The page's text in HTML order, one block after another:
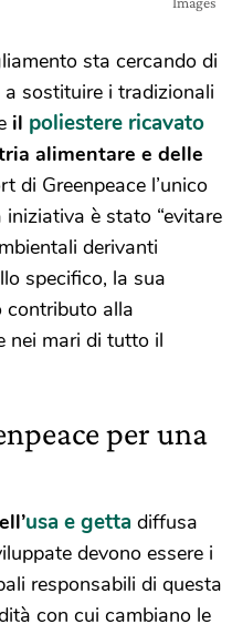
sta cercando di
sostituire i tradizionali
il poliestere ricavato
alimentare e delle
di Greenpeace l’unico
è stato “evitare
derivanti
specifico, la sua
contributo alla
nei mari di tutto il
per una
usa e getta diffusa
devono essere i
responsabili di questa
con cui cambiano le